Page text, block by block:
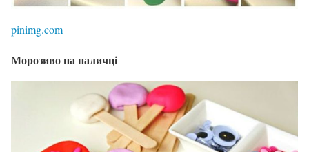
pinimg.com
Морозиво на паличці